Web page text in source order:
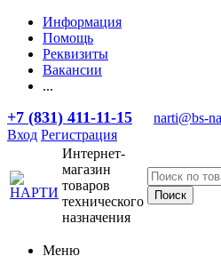
Информация
Помощь
Реквизиты
Вакансии
...
+7 (831) 411-11-15
narti@bs-
Вход Регистрация
Интернет-
магазин
товаров
технического
назначения
Меню